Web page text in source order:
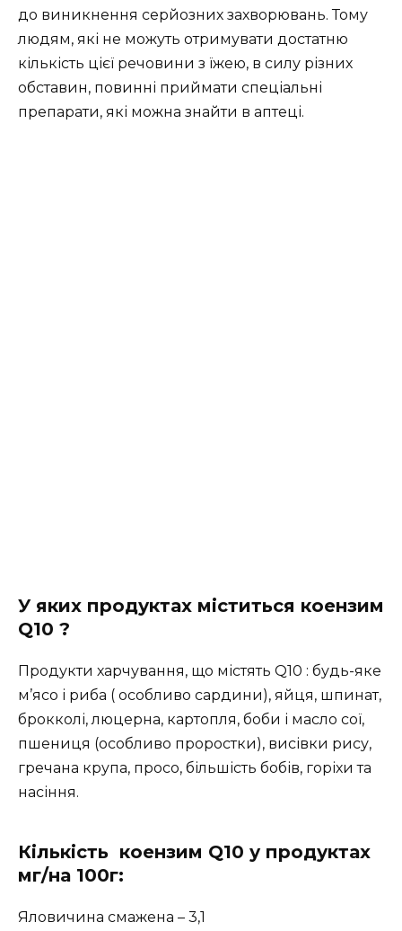
до виникнення серйозних захворювань. Тому
людям, які не можуть отримувати достатню
кількість цієї речовини з їжею, в силу різних
обставин, повинні приймати спеціальні
препарати, які можна знайти в аптеці.
У яких продуктах міститься коензим
Q10 ?
Продукти харчування, що містять Q10 : будь-яке
м’ясо і риба ( особливо сардини), яйця, шпинат,
брокколі, люцерна, картопля, боби і масло сої,
пшениця (особливо проростки), висівки рису,
гречана крупа, просо, більшість бобів, горіхи та
насіння.
Кількість коензим Q10 у продуктах
мг/на 100г:
Яловичина смажена – 3,1